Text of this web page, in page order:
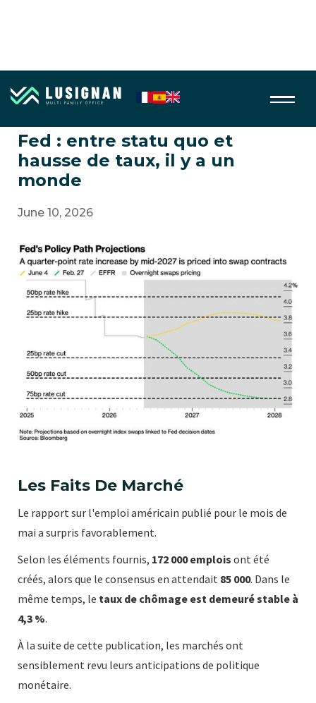
Taux, banques centrales, devises
Fed : entre statu quo et
hausse de taux, il y a un
monde
June 10, 2026
Les Faits De Marché
Le rapport sur l'emploi américain publié pour le mois de
mai a surpris favorablement.
Selon les éléments fournis, 172 000 emplois ont été
créés, alors que le consensus en attendait 85 000. Dans le
même temps, le taux de chômage est demeuré stable à
4,3 %.
À la suite de cette publication, les marchés ont
sensiblement revu leurs anticipations de politique
monétaire.